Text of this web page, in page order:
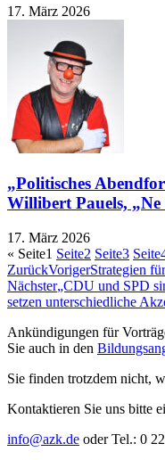
17. März 2026
„Politisches
Willibert Pauels, „Ne
17. März 2026
« Seite1 Seite2 Seite3 Seite
ZurückVorigerStrategien
Nächster„CDU und SPD
setzen unterschiedliche
Ankündigungen für
Sie auch in den
Sie finden trotzdem nicht,
Kontaktieren Sie uns bitte
info@azk.de oder Tel.: 0